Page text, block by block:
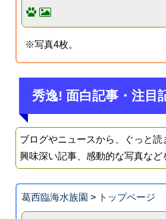
※写真4枚。
秀逸! 面白記事・注目
ブログやニュースから、ぐっと読
興味深い記事、感動的な写真など
葛西臨海水族園 > トップページ